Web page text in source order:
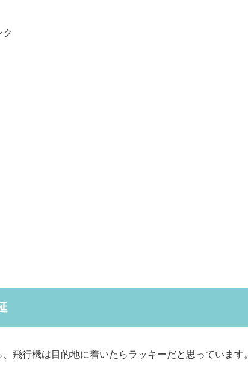
飛行機は目的地に着いたらラッキーだと思っています。